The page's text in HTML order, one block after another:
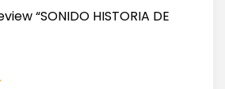
“SONIDO HISTORIA DE